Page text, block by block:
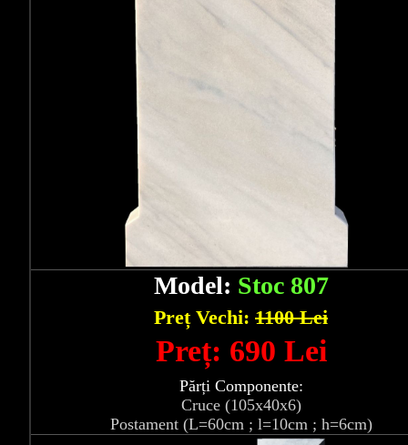
Model: Stoc 807
Preț Vechi: 1100 Lei
Preț: 690 Lei
Părți Componente:
Cruce (105x40x6)
Postament (L=60cm ; l=10cm ; h=6cm)